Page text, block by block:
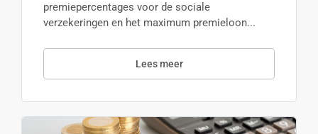
premiepercentages voor de sociale
verzekeringen en het maximum premieloon...
Lees meer